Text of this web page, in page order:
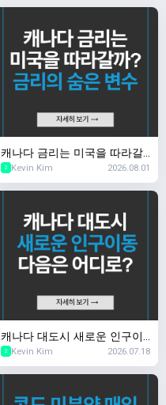
캐나다 금리는 미국을 따라갈
까? 금리의 숨은 변수
2 Kevin Kim 2026.08.01
캐나다 대도시 새로운 인구이
동 다음은 어디로?
2 Kevin Kim 2026.07.18